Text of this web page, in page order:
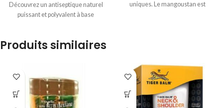
Découvrez un antiseptique naturel
puissant et polyvalent à base
uniques. Le mangoustan est
Produits similaires